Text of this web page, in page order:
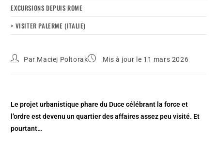
EXCURSIONS DEPUIS ROME
> VISITER PALERME (ITALIE)
Par Maciej Poltorak Mis à jour le 11 mars 2026
Le projet urbanistique phare du Duce célébrant la force et
l’ordre est devenu un quartier des affaires assez peu visité. Et
pourtant…